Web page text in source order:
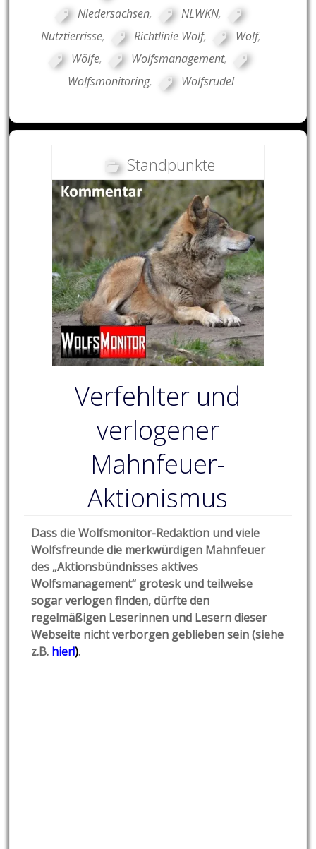
Niedersachsen, NLWKN,
Nutztierrisse, Richtlinie Wolf, Wolf,
Wölfe, Wolfsmanagement,
Wolfsmonitoring, Wolfsrudel
Standpunkte
Verfehlter und
verlogener
Mahnfeuer-
Aktionismus
Dass die Wolfsmonitor-Redaktion und viele
Wolfsfreunde die merkwürdigen Mahnfeuer
des „Aktionsbündnisses aktives
Wolfsmanagement“ grotesk und teilweise
sogar verlogen finden, dürfte den
regelmäßigen Leserinnen und Lesern dieser
Webseite nicht verborgen geblieben sein (siehe
z.B. hier!).